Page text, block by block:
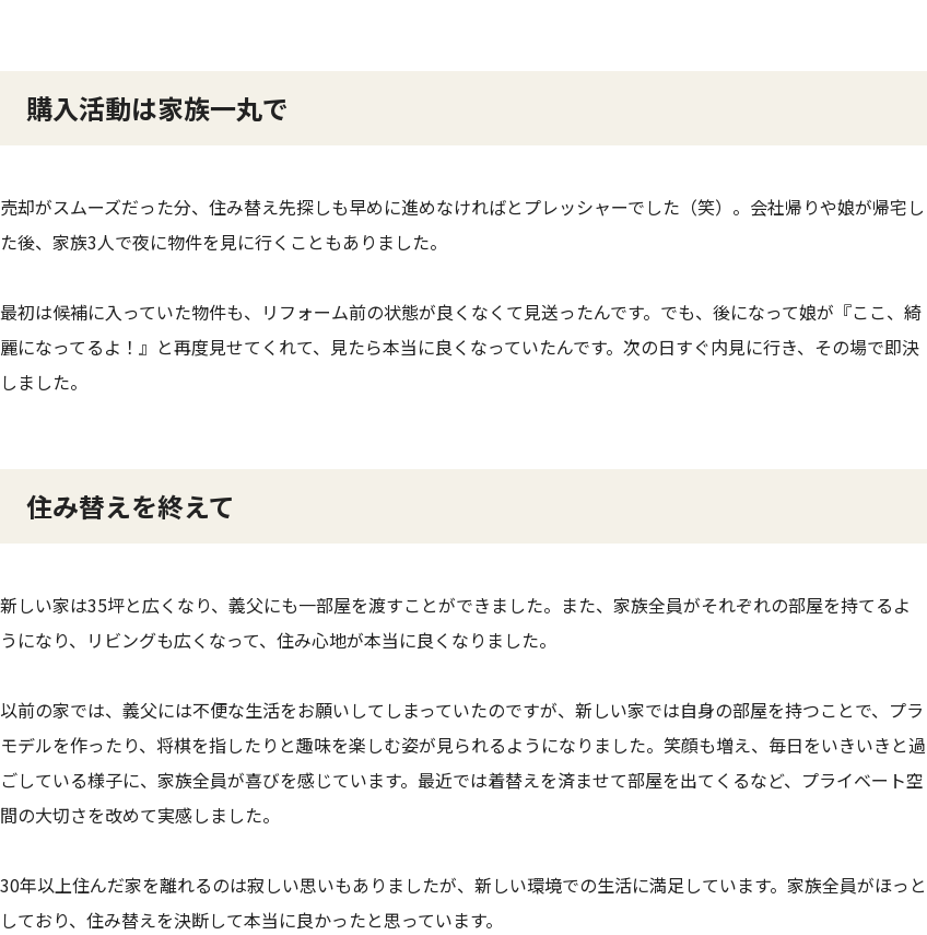
購入活動は家族一丸で
売却がスムーズだった分、住み替え先探しも早めに進めなければとプレッシャーでした（笑）。会社帰りや娘が帰宅し
た後、家族3人で夜に物件を見に行くこともありました。
最初は候補に入っていた物件も、リフォーム前の状態が良くなくて見送ったんです。でも、後になって娘が『ここ、綺
麗になってるよ！』と再度見せてくれて、見たら本当に良くなっていたんです。次の日すぐ内見に行き、その場で即決
しました。
住み替えを終えて
新しい家は35坪と広くなり、義父にも一部屋を渡すことができました。また、家族全員がそれぞれの部屋を持てるよ
うになり、リビングも広くなって、住み心地が本当に良くなりました。
以前の家では、義父には不便な生活をお願いしてしまっていたのですが、新しい家では自身の部屋を持つことで、プラ
モデルを作ったり、将棋を指したりと趣味を楽しむ姿が見られるようになりました。笑顔も増え、毎日をいきいきと過
ごしている様子に、家族全員が喜びを感じています。最近では着替えを済ませて部屋を出てくるなど、プライベート空
間の大切さを改めて実感しました。
30年以上住んだ家を離れるのは寂しい思いもありましたが、新しい環境での生活に満足しています。家族全員がほっと
しており、住み替えを決断して本当に良かったと思っています。